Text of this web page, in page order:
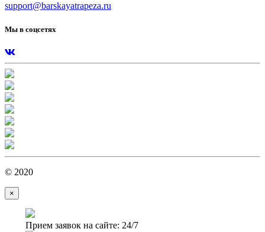
support@barskayatrapeza.ru
Мы в соцсетях
© 2020
×
Прием заявок на сайте: 24/7